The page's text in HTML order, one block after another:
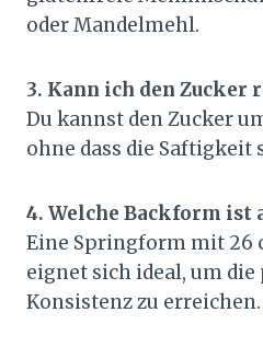
oder Mandelmehl.
3. Kann ich den Zucker
Du kannst den Zucker
ohne dass die Saftigkeit
4. Welche Backform ist
Eine Springform mit 26
eignet sich ideal, um
Konsistenz zu erreichen.